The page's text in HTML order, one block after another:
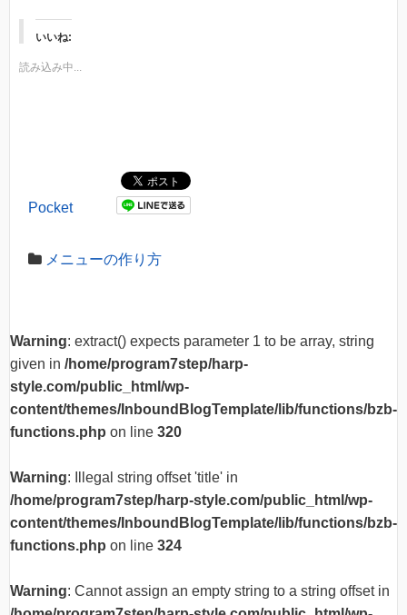
いいね:
読み込み中...
Pocket
メニューの作り方
Warning: extract() expects parameter 1 to be array, string
given in /home/program7step/harp-
style.com/public_html/wp-
content/themes/InboundBlogTemplate/lib/functions/bzb-
functions.php on line 320
Warning: Illegal string offset 'title' in
/home/program7step/harp-style.com/public_html/wp-
content/themes/InboundBlogTemplate/lib/functions/bzb-
functions.php on line 324
Warning: Cannot assign an empty string to a string offset in